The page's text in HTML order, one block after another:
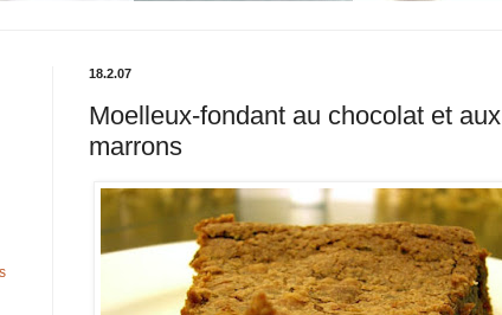
18.2.07
Moelleux-fondant au chocolat et aux
marrons